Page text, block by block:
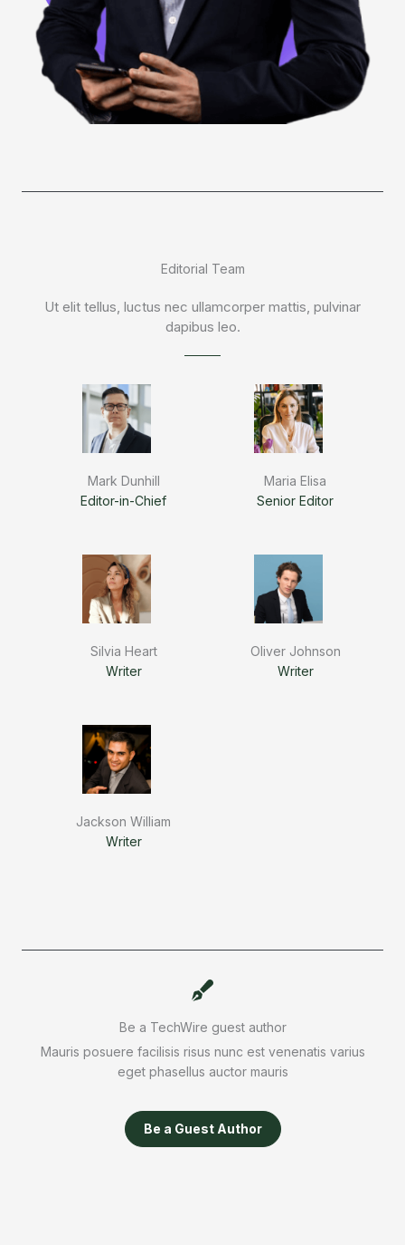
Editorial Team
Ut elit tellus, luctus nec ullamcorper mattis, pulvinar
dapibus leo.
Mark Dunhill
Editor-in-Chief
Silvia Heart
Writer
Jackson William
Writer
Maria Elisa
Senior Editor
Oliver Johnson
Writer
Be a TechWire guest author
Mauris posuere facilisis risus nunc est venenatis varius
eget phasellus auctor mauris
Be a Guest Author